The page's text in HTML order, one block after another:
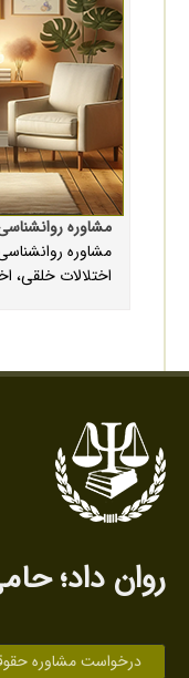
مشاوره
مشاوره
اختلالات خلقی،
روان داد‌؛
درخواست مشاوره